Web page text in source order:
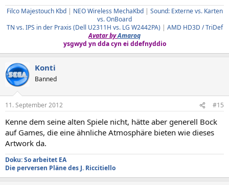
Filco Majestouch Kbd| NEO Wireless MechaKbd| Sound: Externe vs. Karten
vs. OnBoard
TN vs. IPS in der Praxis (Dell U2311H vs. LG W2442PA) | AMD HD3D / TriDef
Avatar byAmaroq
ysgwyd yn dda cyn ei ddefnyddio
Konti
Banned
11. September 2012 #15
Kenne dem seine alten Spiele nicht, hätte aber generell Bock
auf Games, die eine ähnliche Atmosphäre bieten wie dieses
Artwork da.
Doku: So arbeitet EA
Die perversen Pläne des J. Riccitiello